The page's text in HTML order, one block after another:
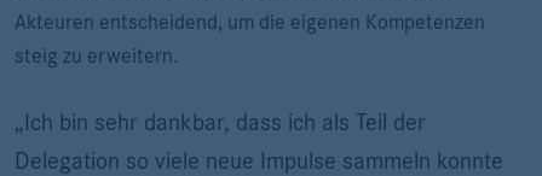
Akteuren entscheidend, um die eigenen Kompetenzen
steig zu erweitern.
„Ich bin sehr dankbar, dass ich als Teil der
Delegation so viele neue Impulse sammeln konnte